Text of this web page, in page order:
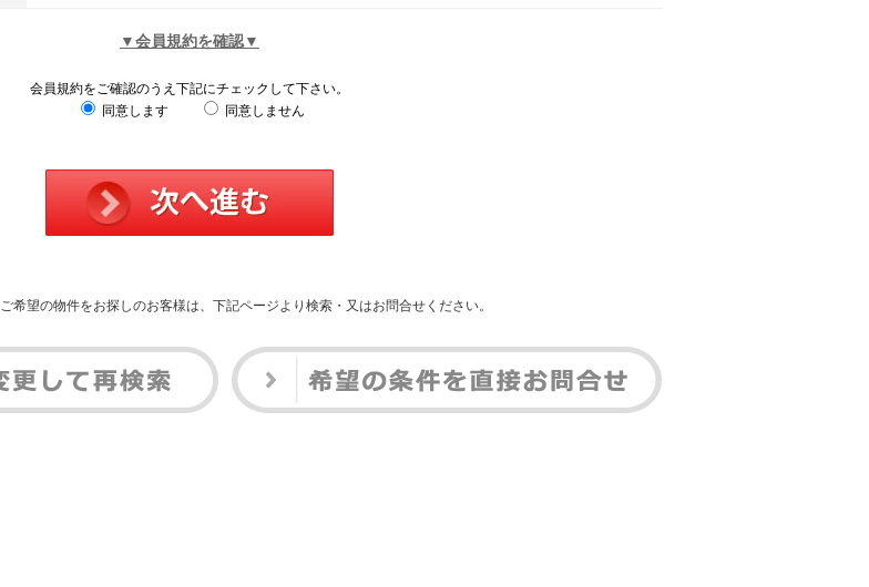
▼会員規約を確認▼
会員規約をご確認のうえ下記にチェックして下さい。
同意します
同意しません
ご希望の物件をお探しのお客様は、下記ページより検索・又はお問合せください。